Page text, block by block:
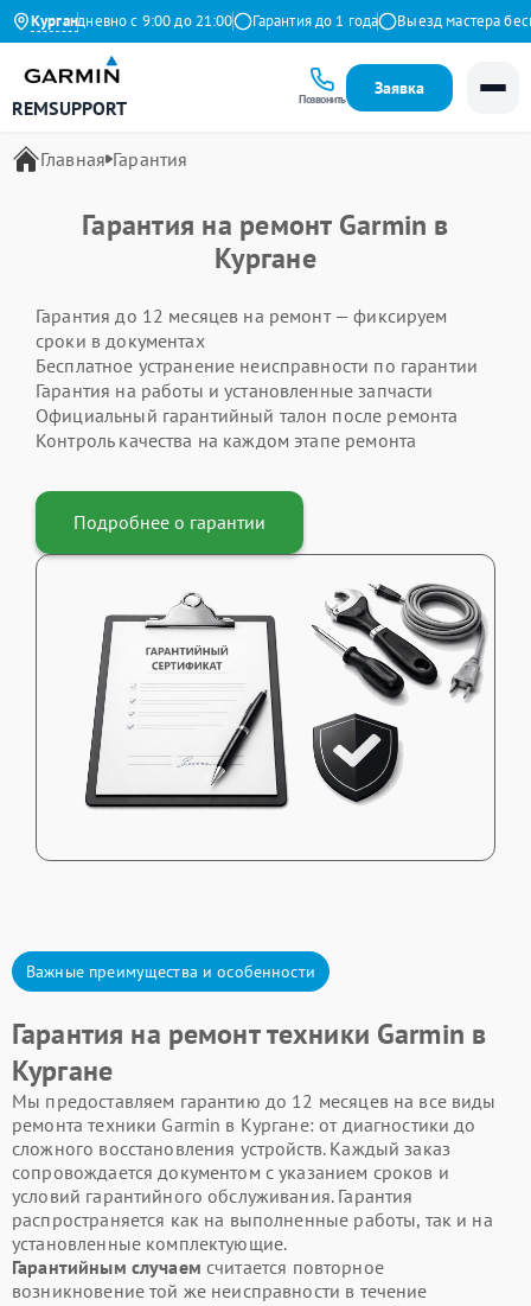
Курган
Ежедневно с 9:00 до 21:00 Гарантия до 1 года Выезд мастера
REMSUPPORT Позвонить
Заявка
Главная Гарантия
Гарантия на ремонт Garmin в
Кургане
Гарантия до 12 месяцев на ремонт — фиксируем
сроки в документах
Бесплатное устранение неисправности по гарантии
Гарантия на работы и установленные запчасти
Официальный гарантийный талон после ремонта
Контроль качества на каждом этапе ремонта
Подробнее о гарантии
Важные преимущества и особенности
Гарантия на ремонт техники Garmin в
Кургане
Мы предоставляем гарантию до 12 месяцев на все виды
ремонта техники Garmin в Кургане: от диагностики до
сложного восстановления устройств. Каждый заказ
сопровождается документом с указанием сроков и
условий гарантийного обслуживания. Гарантия
распространяется как на выполненные работы, так и на
установленные комплектующие.
Гарантийным случаем считается повторное
возникновение той же неисправности в течение